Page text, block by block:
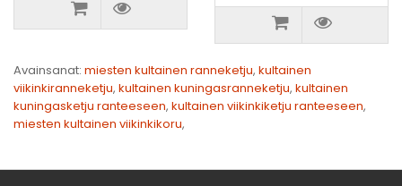
Avainsanat: miesten kultainen ranneketju, kultainen
viikinkiranneketju, kultainen kuningasranneketju, kultainen
kuningasketju ranteeseen, kultainen viikinkiketju ranteeseen,
miesten kultainen viikinkikoru,